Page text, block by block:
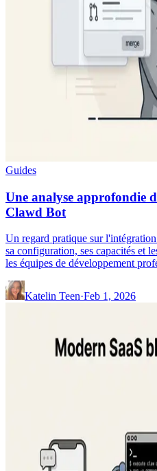
Guides
Une analyse approfondie
Clawd Bot
Un regard pratique sur
sa configuration, ses capacités et
les équipes de développement
Katelin Teen·Feb 1, 2026